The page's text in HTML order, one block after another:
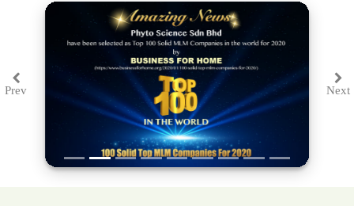
PrevPrevious Next